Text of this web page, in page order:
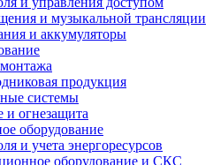
и музыкальной трансляции
и аккумуляторы
продукция
системы
огнезащита
оборудование
и учета энергоресурсов
оборудование и СКС